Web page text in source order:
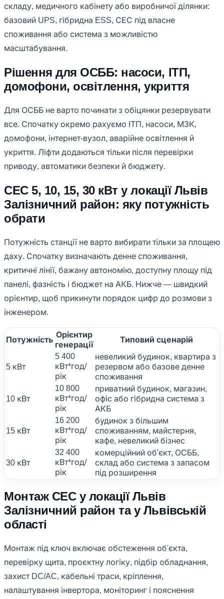
складу, медичного кабінету або виробничої ділянки:
базовий UPS, гібридна ESS, СЕС під власне
споживання або система з можливістю
масштабування.
Рішення для ОСББ: насоси, ІТП,
домофони, освітлення, укриття
Для ОСББ не варто починати з обіцянки резервувати
все. Спочатку окремо рахуємо ІТП, насоси, МЗК,
домофони, інтернет-вузол, аварійне освітлення й
укриття. Ліфти додаються тільки після перевірки
приводу, автоматики безпеки й бюджету.
СЕС 5, 10, 15, 30 кВт у локації Львів
Залізничний район: яку потужність
обрати
Потужність станції не варто вибирати тільки за площею
даху. Спочатку визначають денне споживання,
критичні лінії, бажану автономію, доступну площу під
панелі, фазність і бюджет на АКБ. Нижче — швидкий
орієнтир, щоб прикинути порядок цифр до розмови з
інженером.
Потужність
Орієнтир
генерації
Типовий сценарій
5 кВт
5 400
кВт*год/
рік
невеликий будинок, квартира з
резервом або базове денне
споживання
10 кВт
10 800
кВт*год/
рік
приватний будинок, магазин,
офіс або гібридна система з
АКБ
15 кВт
16 200
кВт*год/
рік
будинок з більшим
споживанням, майстерня,
кафе, невеликий бізнес
30 кВт
32 400
кВт*год/
рік
комерційний об'єкт, ОСББ,
склад або система з запасом
під розширення
Монтаж СЕС у локації Львів
Залізничний район та у Львівській
області
Монтаж під ключ включає обстеження об'єкта,
перевірку щита, проєктну логіку, підбір обладнання,
захист DC/AC, кабельні траси, кріплення,
налаштування інвертора, моніторинг і пояснення